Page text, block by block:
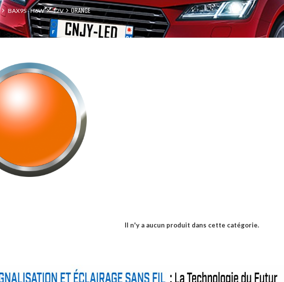
BAX9S - H6W 12V ORANGE
Il n'y a aucun produit dans cette catégorie.